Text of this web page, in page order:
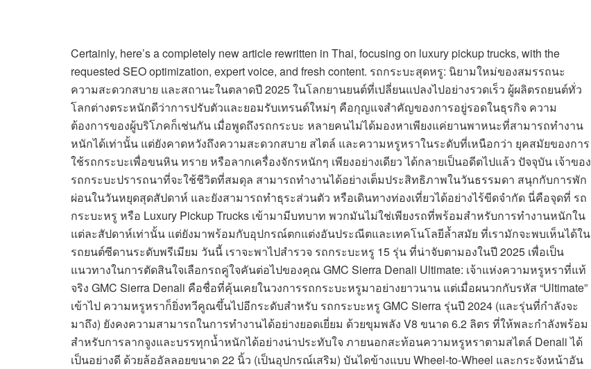
Certainly, here’s a completely new article rewritten in Thai, focusing on luxury pickup trucks, with the
requested SEO optimization, expert voice, and fresh content. รถกระบะสุดหรู: นิยามใหม่ของสมรรถนะ
ความสะดวกสบาย และสถานะในตลาดปี 2025 ในโลกยานยนต์ที่เปลี่ยนแปลงไปอย่างรวดเร็ว ผู้ผลิตรถยนต์ทั่ว
โลกต่างตระหนักดีว่าการปรับตัวและยอมรับเทรนด์ใหม่ๆ คือกุญแจสำคัญของการอยู่รอดในธุรกิจ ความ
ต้องการของผู้บริโภคก็เช่นกัน เมื่อพูดถึงรถกระบะ หลายคนไม่ได้มองหาเพียงแค่ยานพาหนะที่สามารถทำงาน
หนักได้เท่านั้น แต่ยังคาดหวังถึงความสะดวกสบาย สไตล์ และความหรูหราในระดับที่เหนือกว่า ยุคสมัยของการ
ใช้รถกระบะเพื่อขนหิน ทราย หรือลากเครื่องจักรหนักๆ เพียงอย่างเดียว ได้กลายเป็นอดีตไปแล้ว ปัจจุบัน เจ้าของ
รถกระบะปรารถนาที่จะใช้ชีวิตที่สมดุล สามารถทำงานได้อย่างเต็มประสิทธิภาพในวันธรรมดา สนุกกับการพัก
ผ่อนในวันหยุดสุดสัปดาห์ และยังสามารถทำธุระส่วนตัว หรือเดินทางท่องเที่ยวได้อย่างไร้ขีดจำกัด นี่คือจุดที่ รถ
กระบะหรู หรือ Luxury Pickup Trucks เข้ามามีบทบาท พวกมันไม่ใช่เพียงรถที่พร้อมสำหรับการทำงานหนักใน
แต่ละสัปดาห์เท่านั้น แต่ยังมาพร้อมกับอุปกรณ์ตกแต่งอันประณีตและเทคโนโลยีล้ำสมัย ที่เรามักจะพบเห็นได้ใน
รถยนต์ซีดานระดับพรีเมียม วันนี้ เราจะพาไปสำรวจ รถกระบะหรู 15 รุ่น ที่น่าจับตามองในปี 2025 เพื่อเป็น
แนวทางในการตัดสินใจเลือกรถคู่ใจคันต่อไปของคุณ GMC Sierra Denali Ultimate: เจ้าแห่งความหรูหราที่แท้
จริง GMC Sierra Denali คือชื่อที่คุ้นเคยในวงการรถกระบะหรูมาอย่างยาวนาน แต่เมื่อผนวกกับรหัส “Ultimate”
เข้าไป ความหรูหราก็ยิ่งทวีคูณขึ้นไปอีกระดับสำหรับ รถกระบะหรู GMC Sierra รุ่นปี 2024 (และรุ่นที่กำลังจะ
มาถึง) ยังคงความสามารถในการทำงานได้อย่างยอดเยี่ยม ด้วยขุมพลัง V8 ขนาด 6.2 ลิตร ที่ให้พละกำลังพร้อม
สำหรับการลากจูงและบรรทุกน้ำหนักได้อย่างน่าประทับใจ ภายนอกสะท้อนความหรูหราตามสไตล์ Denali ได้
เป็นอย่างดี ด้วยล้ออัลลอยขนาด 22 นิ้ว (เป็นอุปกรณ์เสริม) บันไดข้างแบบ Wheel-to-Wheel และกระจังหน้าอัน